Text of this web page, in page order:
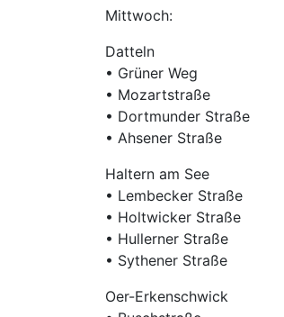
Mittwoch:
Datteln
• Grüner Weg
• Mozartstraße
• Dortmunder Straße
• Ahsener Straße
Haltern am See
• Lembecker Straße
• Holtwicker Straße
• Hullerner Straße
• Sythener Straße
Oer-Erkenschwick